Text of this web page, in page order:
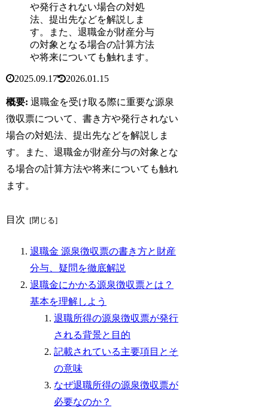
や発行されない場合の対処
法、提出先などを解説しま
す。また、退職金が財産分与
の対象となる場合の計算方法
や将来についても触れます。
2025.09.17 2026.01.15
概要: 退職金を受け取る際に重要な源泉
徴収票について、書き方や発行されない
場合の対処法、提出先などを解説しま
す。また、退職金が財産分与の対象とな
る場合の計算方法や将来についても触れ
ます。
目次
退職金 源泉徴収票の書き方と財産
分与、疑問を徹底解説
退職金にかかる源泉徴収票とは？
基本を理解しよう
退職所得の源泉徴収票が発行
される背景と目的
記載されている主要項目とそ
の意味
なぜ退職所得の源泉徴収票が
必要なのか？